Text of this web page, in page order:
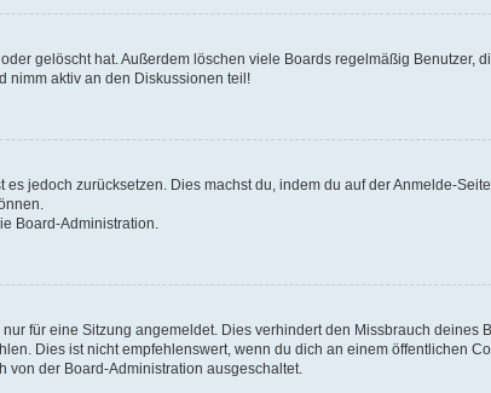
gelöscht hat. Außerdem löschen viele Boards regelmäßig Benutzer,
nimm aktiv an den Diskussionen teil!
jedoch zurücksetzen. Dies machst du, indem du auf der Anmelde-
Board-Administration.
für eine Sitzung angemeldet. Dies verhindert den Missbrauch deines
Dies ist nicht empfehlenswert, wenn du dich an einem öffentlichen
von der Board-Administration ausgeschaltet.